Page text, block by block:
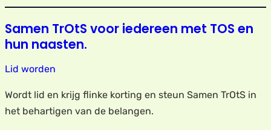
Samen TrOtS voor iedereen met TOS en
hun naasten.
Lid worden
Wordt lid en krijg flinke korting en steun Samen TrOtS in
het behartigen van de belangen.